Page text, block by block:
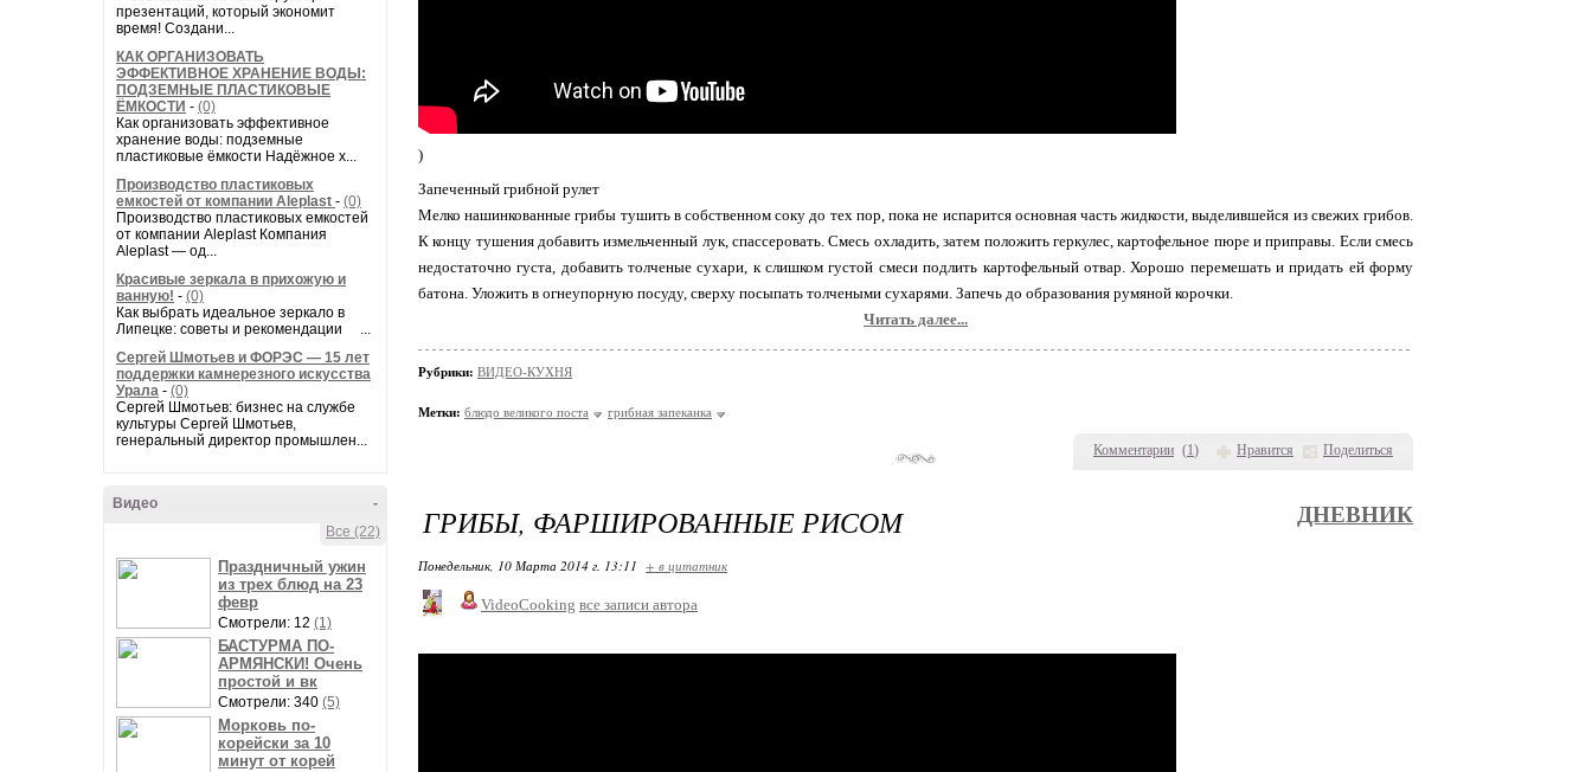
презентаций, который экономит
время! Создани...
КАК ОРГАНИЗОВАТЬ
ЭФФЕКТИВНОЕ ХРАНЕНИЕ ВОДЫ:
ПОДЗЕМНЫЕ ПЛАСТИКОВЫЕ
ЁМКОСТИ - (0)
Как организовать эффективное
хранение воды: подземные
пластиковые ёмкости Надёжное х...
Производство пластиковых
емкостей от компании Aleplast - (0)
Производство пластиковых емкостей
от компании Aleplast Компания
Aleplast — од...
Красивые зеркала в прихожую и
ванную! - (0)
Как выбрать идеальное зеркало в
Липецке: советы и рекомендации ...
Сергей Шмотьев и ФОРЭС — 15 лет
поддержки камнерезного искусства
Урала - (0)
Сергей Шмотьев: бизнес на службе
культуры Сергей Шмотьев,
генеральный директор промышлен...
-
Видео
Все (22)
Праздничный ужин
из трех блюд на 23
февр
Смотрели: 12 (1)
БАСТУРМА ПО-
АРМЯНСКИ! Очень
простой и вк
Смотрели: 340 (5)
Морковь по-
корейски за 10
минут от корей
Комментарии (1) Нравится Поделиться
)
Запеченный грибной рулет
Мелко нашинкованные грибы тушить в собственном соку до тех пор, пока не испарится основная часть жидкости, выделившейся из свежих грибов.
К концу тушения добавить измельченный лук, спассеровать. Смесь охладить, затем положить геркулес, картофельное пюре и приправы. Если смесь
недостаточно густа, добавить толченые сухари, к слишком густой смеси подлить картофельный отвар. Хорошо перемешать и придать ей форму
батона. Уложить в огнеупорную посуду, сверху посыпать толчеными сухарями. Запечь до образования румяной корочки.
Читать далее...
Рубрики: ВИДЕО-КУХНЯ
Метки: блюдо великого поста грибная запеканка
ГРИБЫ, ФАРШИРОВАННЫЕ РИСОМ ДНЕВНИК
Понедельник, 10 Марта 2014 г. 13:11 + в цитатник
VideoCooking все записи автора